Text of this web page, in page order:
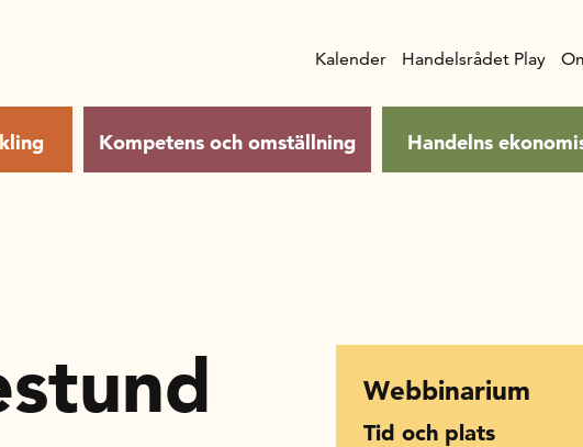
Kompetens och omställning Handelns
Kalender Handelsrådet Play
Webbinarium
Tid och plats